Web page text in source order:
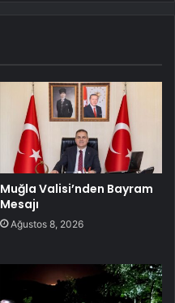
Muğla Valisi’nden Bayram
Mesajı
Ağustos 8, 2026